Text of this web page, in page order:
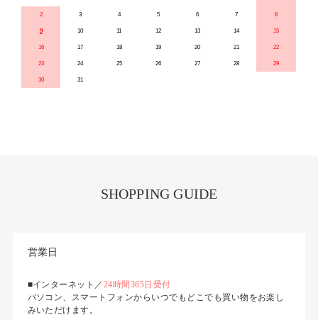
2 3 4 5 6 7 8
9 10 11 12 13 14 15
16 17 18 19 20 21 22
23 24 25 26 27 28 29
30 31
SHOPPING GUIDE
営業日
■インターネット／ 24時間365日受付
パソコン、スマートフォンからいつでもどこでも買い物をお楽し
みいただけます。